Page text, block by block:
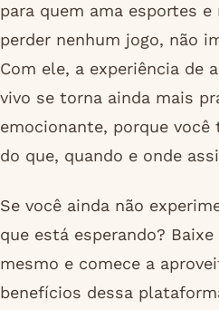
para quem ama esportes e
perder nenhum jogo, não
Com ele, a experiência de
vivo se torna ainda mais
emocionante, porque
do que, quando e onde
Se você ainda não
que está esperando?
mesmo e comece a
benefícios dessa